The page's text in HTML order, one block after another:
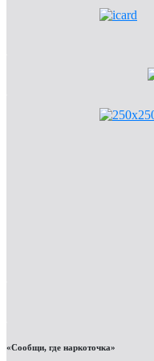
«Сообщи, где наркоточка»